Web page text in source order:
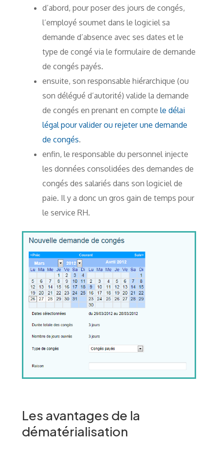
d’abord, pour poser des jours de congés,
l’employé soumet dans le logiciel sa
demande d’absence avec ses dates et le
type de congé via le formulaire de demande
de congés payés.
ensuite, son responsable hiérarchique (ou
son délégué d’autorité) valide la demande
de congés en prenant en compte le délai
légal pour valider ou rejeter une demande
de congés.
enfin, le responsable du personnel injecte
les données consolidées des demandes de
congés des salariés dans son logiciel de
paie. Il y a donc un gros gain de temps pour
le service RH.
Les avantages de la
dématérialisation